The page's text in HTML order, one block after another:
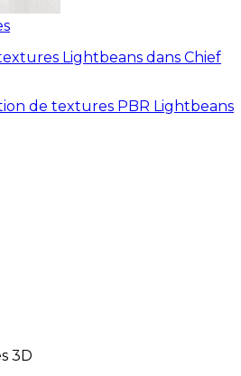
Lightbeans dans Chief
de textures PBR Lightbeans
3D